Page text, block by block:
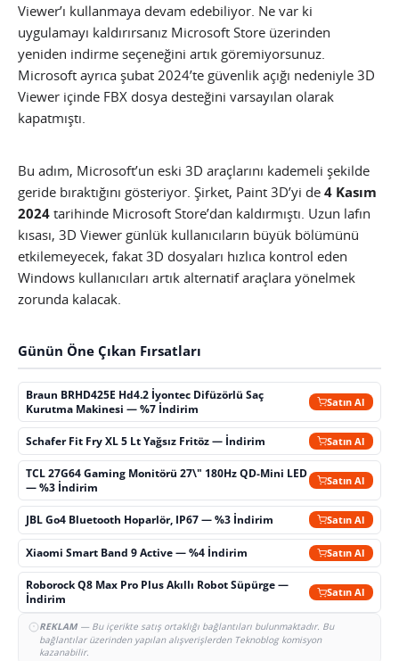
Viewer’ı kullanmaya devam edebiliyor. Ne var ki
uygulamayı kaldırırsanız Microsoft Store üzerinden
yeniden indirme seçeneğini artık göremiyorsunuz.
Microsoft ayrıca şubat 2024’te güvenlik açığı nedeniyle 3D
Viewer içinde FBX dosya desteğini varsayılan olarak
kapatmıştı.
Bu adım, Microsoft’un eski 3D araçlarını kademeli şekilde
geride bıraktığını gösteriyor. Şirket, Paint 3D’yi de 4 Kasım
2024 tarihinde Microsoft Store’dan kaldırmıştı. Uzun lafın
kısası, 3D Viewer günlük kullanıcıların büyük bölümünü
etkilemeyecek, fakat 3D dosyaları hızlıca kontrol eden
Windows kullanıcıları artık alternatif araçlara yönelmek
zorunda kalacak.
Günün Öne Çıkan Fırsatları
Braun BRHD425E Hd4.2 İyontec Difüzörlü Saç
Kurutma Makinesi — %7 İndirim
Satın Al
Schafer Fit Fry XL 5 Lt Yağsız Fritöz — İndirim Satın Al
TCL 27G64 Gaming Monitörü 27\" 180Hz QD-Mini LED
— %3 İndirim
Satın Al
JBL Go4 Bluetooth Hoparlör, IP67 — %3 İndirim Satın Al
Xiaomi Smart Band 9 Active — %4 İndirim Satın Al
Roborock Q8 Max Pro Plus Akıllı Robot Süpürge —
İndirim
Satın Al
REKLAM— Bu içerikte satış ortaklığı bağlantıları bulunmaktadır. Bu
bağlantılar üzerinden yapılan alışverişlerden Teknoblog komisyon
kazanabilir.